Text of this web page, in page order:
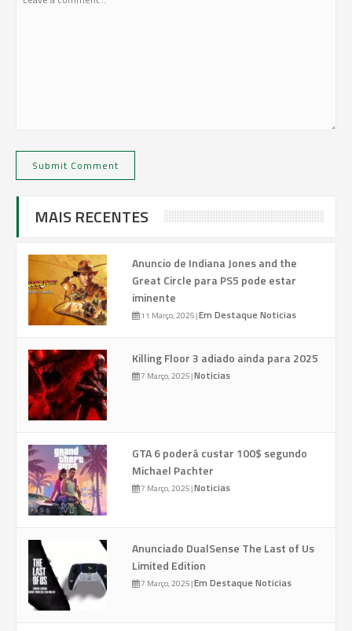
MAIS RECENTES
Anuncio de Indiana Jones and the
Great Circle para PS5 pode estar
iminente
11 Março, 2025|Em Destaque Noticias
Killing Floor 3 adiado ainda para 2025
7 Março, 2025|Noticias
GTA 6 poderá custar 100$ segundo
Michael Pachter
7 Março, 2025|Noticias
Anunciado DualSense The Last of Us
Limited Edition
7 Março, 2025|Em Destaque Noticias